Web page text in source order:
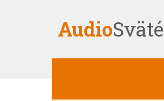
AudioSväté